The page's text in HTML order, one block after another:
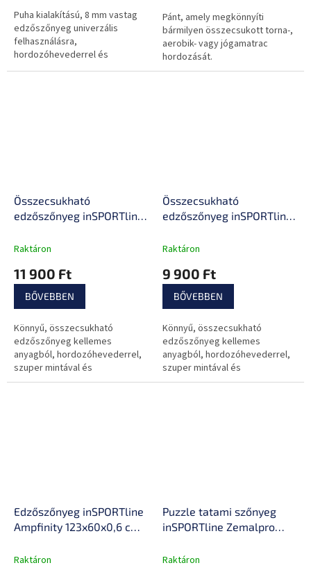
Puha kialakítású, 8 mm vastag
edzőszőnyeg univerzális
felhasználásra,
hordozóhevederrel és
csúszásgátló bevonattal.
Pánt, amely megkönnyíti
bármilyen összecsukott torna-,
aerobik- vagy jógamatrac
hordozását.
Összecsukható
edzőszőnyeg inSPORTline
hordozóheveder, könnyű
vízálló, csúszásgátló
felület
Raktáron
11 900 Ft
BŐVEBBEN
Könnyű, összecsukható
edzőszőnyeg kellemes
anyagból, hordozóhevederrel,
szuper mintával és
csúszásgátló bevonattal.
Összecsukható
edzőszőnyeg inSPORTline
hordozóheveder, puha
karbantartás, izzadság- és
vízálló, csúszásgátló
felület
Raktáron
9 900 Ft
BŐVEBBEN
Könnyű, összecsukható
edzőszőnyeg kellemes
anyagból, hordozóhevederrel,
szuper mintával és
csúszásgátló bevonattal.
Edzőszőnyeg inSPORTline
Ampfinity 123x60x0,6 cm,
könnyen mosható,
Raktáron
Puzzle tatami szőnyeg
inSPORTline Zemalpro
anyag, csökkenti a zajt,
Raktáron